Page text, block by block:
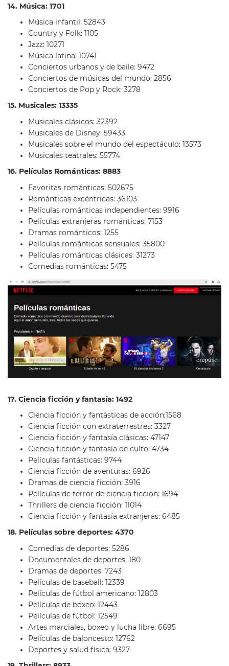
14. Música: 1701
Música infantil: 52843
Country y Folk: 1105
Jazz: 10271
Música latina: 10741
Conciertos urbanos y de baile: 9472
Conciertos de músicas del mundo: 2856
Conciertos de Pop y Rock: 3278
15. Musicales: 13335
Musicales clásicos: 32392
Musicales de Disney: 59433
Musicales sobre el mundo del espectáculo: 13573
Musicales teatrales: 55774
16. Películas Románticas: 8883
Favoritas románticas: 502675
Románticas excéntricas: 36103
Películas románticas independientes: 9916
Películas extranjeras románticas: 7153
Dramas románticos: 1255
Películas románticas sensuales: 35800
Películas románticas clásicas: 31273
Comedias románticas: 5475
17. Ciencia ficción y fantasía: 1492
Ciencia ficción y fantásticas de acción:1568
Ciencia ficción con extraterrestres: 3327
Ciencia ficción y fantasía clásicas: 47147
Ciencia ficción y fantasía de culto: 4734
Películas fantásticas: 9744
Ciencia ficción de aventuras: 6926
Dramas de ciencia ficción: 3916
Películas de terror de ciencia ficción: 1694
Thrillers de ciencia ficción: 11014
Ciencia ficción y fantasía extranjeras: 6485
18. Películas sobre deportes: 4370
Comedias de deportes: 5286
Documentales de deportes: 180
Dramas de deportes: 7243
Películas de baseball: 12339
Películas de fútbol americano: 12803
Películas de boxeo: 12443
Películas de fútbol: 12549
Artes marciales, boxeo y lucha libre: 6695
Películas de baloncesto: 12762
Deportes y salud física: 9327